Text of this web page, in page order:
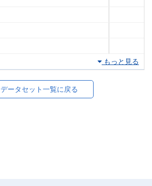
もっと見る
データセット一覧に戻る